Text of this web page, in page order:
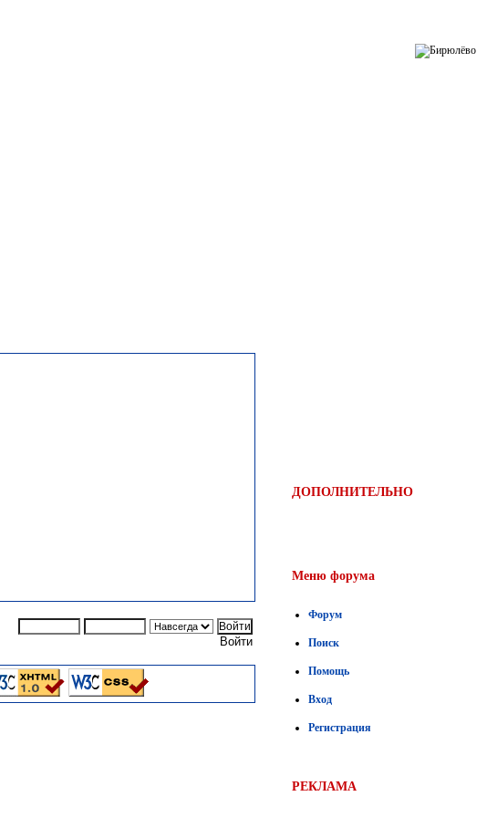
Войти
ДОПОЛНИТЕЛЬНО
Меню форума
Форум
Поиск
Помощь
Вход
Регистрация
РЕКЛАМА